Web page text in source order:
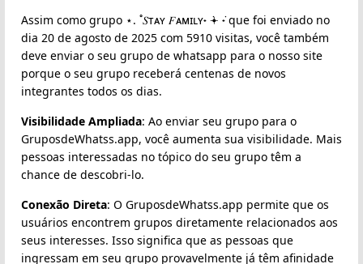
Assim como grupo ⋆. ˚𝑆ᴛᴀʏ 𝐹ᴀᴍɪʟʏ˖ ݁𖥔 ݁˖ que foi enviado no
dia 20 de agosto de 2025 com 5910 visitas, você também
deve enviar o seu grupo de whatsapp para o nosso site
porque o seu grupo receberá centenas de novos
integrantes todos os dias.
Visibilidade Ampliada: Ao enviar seu grupo para o
GruposdeWhatss.app, você aumenta sua visibilidade. Mais
pessoas interessadas no tópico do seu grupo têm a
chance de descobri-lo.
Conexão Direta: O GruposdeWhatss.app permite que os
usuários encontrem grupos diretamente relacionados aos
seus interesses. Isso significa que as pessoas que
ingressam em seu grupo provavelmente já têm afinidade